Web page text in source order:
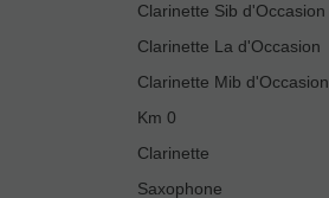
Clarinette Sib d'Occasion
Clarinette La d'Occasion
Clarinette Mib d'Occasion
Km 0
Clarinette
Saxophone